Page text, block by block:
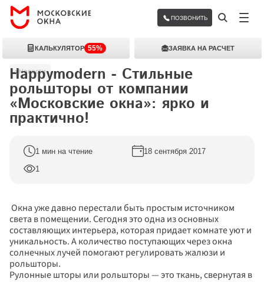
ПОЗВОНИТЬ
КАЛЬКУЛЯТОР 55% ЗАЯВКА НА РАСЧЕТ
Новости
Happymodern - Стильные
рольшторы от компании
«Московские окна»: ярко и
практично!
18 сентября 2017
1 мин на чтение
1
Окна уже давно перестали быть простым источником
света в помещении. Сегодня это одна из основных
составляющих интерьера, которая придает комнате уют и
уникальность. А количество поступающих через окна
солнечных лучей помогают регулировать жалюзи и
рольшторы.
Рулонные шторы или рольшторы — это ткань, свернутая в